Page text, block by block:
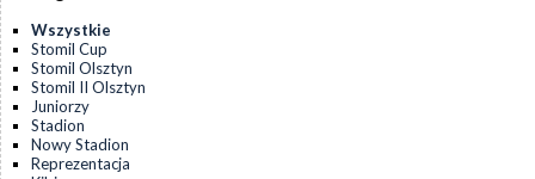
Wszystkie
Stomil Cup
Stomil Olsztyn
Stomil II Olsztyn
Juniorzy
Stadion
Nowy Stadion
Reprezentacja